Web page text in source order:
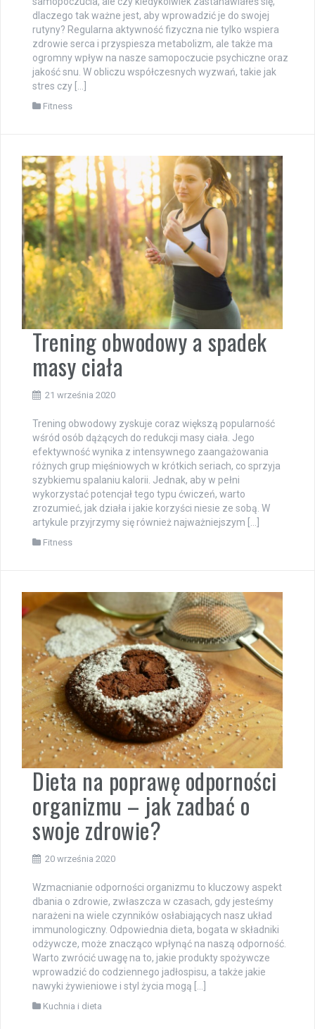
dlaczego tak ważne jest, aby wprowadzić je do swojej
rutyny? Regularna aktywność fizyczna nie tylko wspiera
zdrowie serca i przyspiesza metabolizm, ale także ma
ogromny wpływ na nasze samopoczucie psychiczne oraz
jakość snu. W obliczu współczesnych wyzwań, takie jak
stres czy […]
Fitness
Trening obwodowy a spadek
masy ciała
21 września 2020
Trening obwodowy zyskuje coraz większą popularność
wśród osób dążących do redukcji masy ciała. Jego
efektywność wynika z intensywnego zaangażowania
różnych grup mięśniowych w krótkich seriach, co sprzyja
szybkiemu spalaniu kalorii. Jednak, aby w pełni
wykorzystać potencjał tego typu ćwiczeń, warto
zrozumieć, jak działa i jakie korzyści niesie ze sobą. W
artykule przyjrzymy się również najważniejszym […]
Fitness
Dieta na poprawę odporności
organizmu – jak zadbać o
swoje zdrowie?
20 września 2020
Wzmacnianie odporności organizmu to kluczowy aspekt
dbania o zdrowie, zwłaszcza w czasach, gdy jesteśmy
narażeni na wiele czynników osłabiających nasz układ
immunologiczny. Odpowiednia dieta, bogata w składniki
odżywcze, może znacząco wpłynąć na naszą odporność.
Warto zwrócić uwagę na to, jakie produkty spożywcze
wprowadzić do codziennego jadłospisu, a także jakie
nawyki żywieniowe i styl życia mogą […]
Kuchnia i dieta